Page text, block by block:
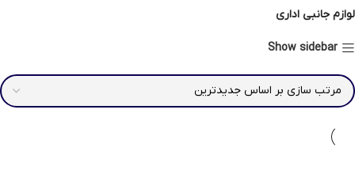
لوازم جانبی اداری
Show sidebar